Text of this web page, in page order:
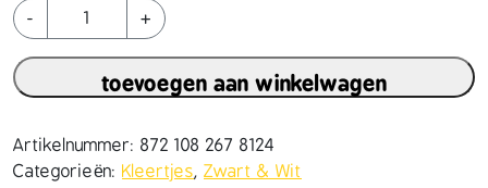
-
s
c
h
o
l
u
+
toevoegen aan winkelwagen
Artikelnummer: 872 108 267 8124
Categorieën: Kleertjes, Zwart & Wit